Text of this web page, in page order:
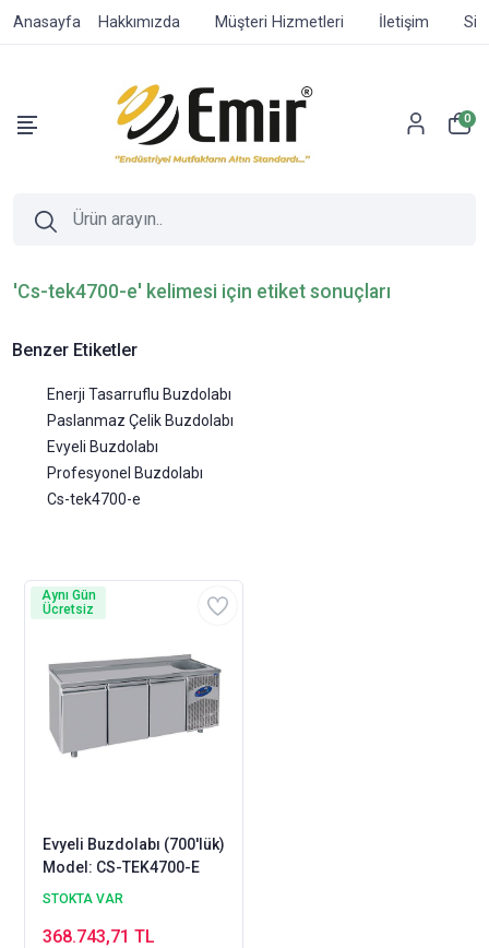
Anasayfa Hakkımızda Müşteri Hizmetleri İletişim
0
'Cs-tek4700-e' kelimesi için etiket sonuçları
Benzer Etiketler
Enerji Tasarruflu Buzdolabı
Paslanmaz Çelik Buzdolabı
Evyeli Buzdolabı
Profesyonel Buzdolabı
Cs-tek4700-e
Evyeli Buzdolabı (700'lük)
Model: CS-TEK4700-E
STOKTA VAR
368.743,71 TL
Aynı Gün
Ücretsiz